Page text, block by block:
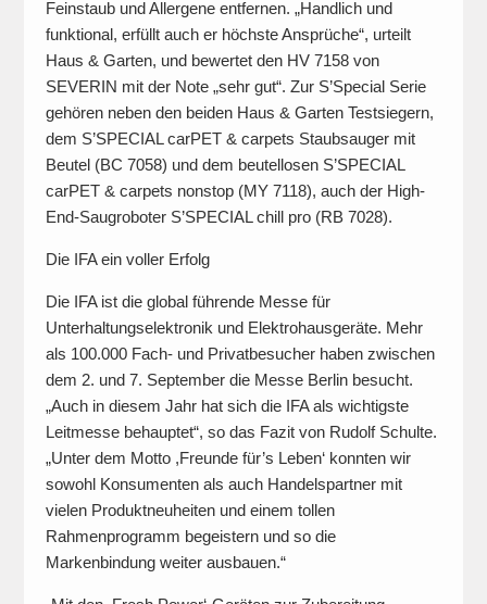
Feinstaub und Allergene entfernen. „Handlich und
funktional, erfüllt auch er höchste Ansprüche“, urteilt
Haus & Garten, und bewertet den HV 7158 von
SEVERIN mit der Note „sehr gut“. Zur S’Special Serie
gehören neben den beiden Haus & Garten Testsiegern,
dem S’SPECIAL carPET & carpets Staubsauger mit
Beutel (BC 7058) und dem beutellosen S’SPECIAL
carPET & carpets nonstop (MY 7118), auch der High-
End-Saugroboter S’SPECIAL chill pro (RB 7028).
Die IFA ein voller Erfolg
Die IFA ist die global führende Messe für
Unterhaltungselektronik und Elektrohausgeräte. Mehr
als 100.000 Fach- und Privatbesucher haben zwischen
dem 2. und 7. September die Messe Berlin besucht.
„Auch in diesem Jahr hat sich die IFA als wichtigste
Leitmesse behauptet“, so das Fazit von Rudolf Schulte.
„Unter dem Motto ,Freunde für’s Leben‘ konnten wir
sowohl Konsumenten als auch Handelspartner mit
vielen Produktneuheiten und einem tollen
Rahmenprogramm begeistern und so die
Markenbindung weiter ausbauen.“